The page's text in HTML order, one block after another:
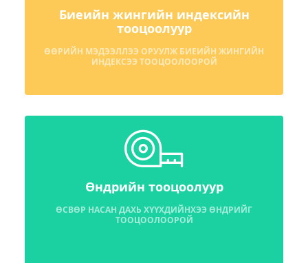
Биеийн жингийн индексийн
тооцоолуур
ӨӨРИЙН МЭДЭЭЛЛЭЭ ОРУУЛЖ БИЕИЙН ЖИНГИЙН
ИНДЕКСЭЭ ТООЦООЛООРОЙ
Өндрийн тооцоолуур
ӨСВӨР НАСАН ДАХЬ ХҮҮХДИЙНХЭЭ ӨНДРИЙГ
ТООЦООЛООРОЙ